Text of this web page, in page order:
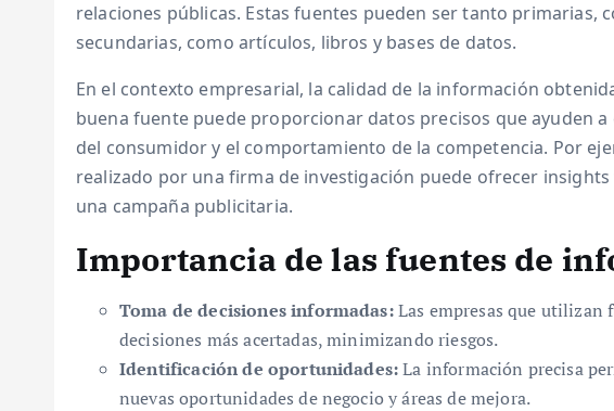
relaciones públicas. Estas fuentes pueden ser tanto primarias,
secundarias, como artículos, libros y bases de datos.
En el contexto empresarial, la calidad de la información
buena fuente puede proporcionar datos precisos que ayuden
del consumidor y el comportamiento de la competencia. Por
realizado por una firma de investigación puede ofrecer
una campaña publicitaria.
Importancia de las fuentes de
Toma de decisiones informadas:Las empresas que utilizan
decisiones más acertadas, minimizando riesgos.
Identificación de oportunidades:La información precisa
nuevas oportunidades de negocio y áreas de mejora.